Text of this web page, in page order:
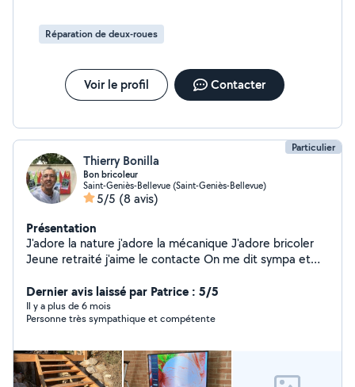
Réparation de deux-roues
Voir le profil Contacter
Particulier
Thierry Bonilla
Bon bricoleur
Saint-Geniès-Bellevue (Saint-Geniès-Bellevue)
5/5 (8 avis)
Présentation
J'adore la nature j'adore la mécanique J'adore bricoler
Jeune retraité j'aime le contacte On me dit sympa et
Dernier avis laissé par Patrice : 5/5
Il y a plus de 6 mois
Personne très sympathique et compétente